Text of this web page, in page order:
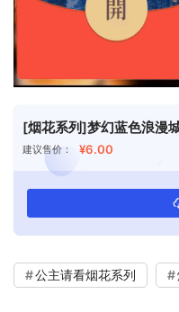
[烟花系列]梦幻蓝色浪漫
建议售价： ¥6.00
公主请看烟花系列